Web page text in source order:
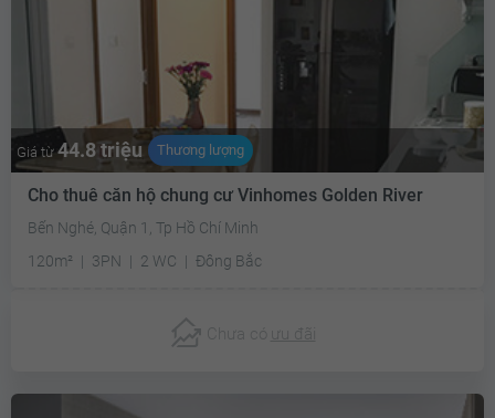
Giá từ 44.8 triệu Thương lượng
Cho thuê căn hộ chung cư Vinhomes Golden River
Bến Nghé, Quận 1, Tp Hồ Chí Minh
120m²
3PN 2 WC Đông Bắc
Chưa có ưu đãi